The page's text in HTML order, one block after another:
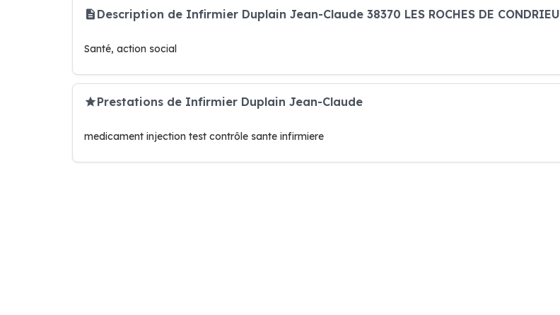
Description de Infirmier Duplain Jean-Claude 38370 LES ROCHES DE CONDRIEU
Santé, action social
Prestations de Infirmier Duplain Jean-Claude
medicament injection test contrôle sante infirmiere